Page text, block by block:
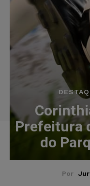
Prefeitura
do
Por